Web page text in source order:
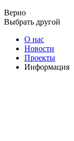
Верно
Выбрать другой
О нас
Новости
Проекты
Информация